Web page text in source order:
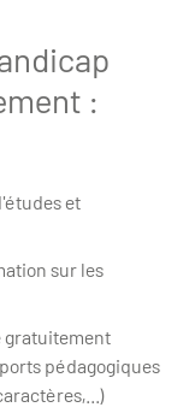
:
et
sur les
gratuitement
pédagogiques